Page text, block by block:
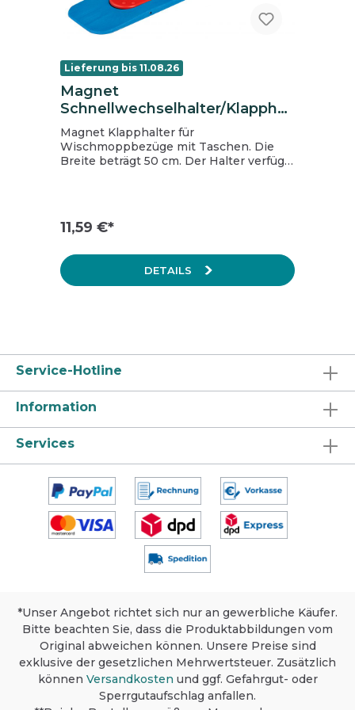
Lieferung bis 11.08.26
Magnet
Schnellwechselhalter/Klapphal
ter Kunststoff, ohne Stiel, 50
cm
Magnet Klapphalter für
Wischmoppbezüge mit Taschen. Die
Breite beträgt 50 cm. Der Halter verfügt
11,59 €*
DETAILS
Service-Hotline
Information
Services
*Unser Angebot richtet sich nur an gewerbliche Käufer.
Bitte beachten Sie, dass die Produktabbildungen vom
Original abweichen können. Unsere Preise sind
exklusive der gesetzlichen Mehrwertsteuer. Zusätzlich
können Versandkosten und ggf. Gefahrgut- oder
Sperrgutaufschlag anfallen.